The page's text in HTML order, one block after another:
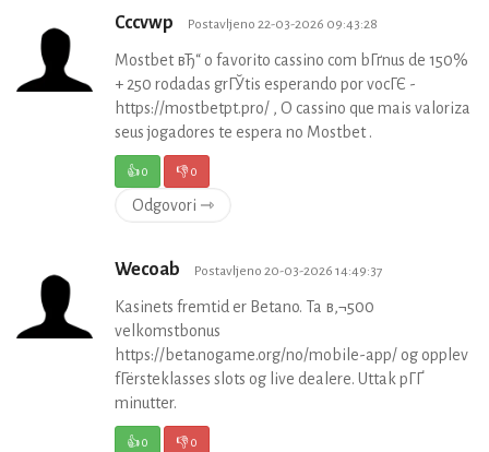
Cccvwp Postavljeno 22-03-2026 09:43:28
Mostbet вЂ“ o favorito cassino com bГґnus de 150%
+ 250 rodadas grГЎtis esperando por vocГЄ -
https://mostbetpt.pro/ , O cassino que mais valoriza
seus jogadores te espera no Mostbet .
👍0 👎0
Odgovori ⇾
Wecoab Postavljeno 20-03-2026 14:49:37
Kasinets fremtid er Betano. Ta в‚¬500
velkomstbonus
https://betanogame.org/no/mobile-app/ og opplev
fГёrsteklasses slots og live dealere. Uttak pГҐ
minutter.
👍0 👎0